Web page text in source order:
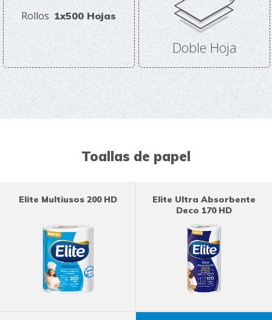
Rollos 1x500 Hojas
Doble Hoja
Toallas de papel
Elite Multiusos 200 HD
Elite Ultra Absorbente
Deco 170 HD